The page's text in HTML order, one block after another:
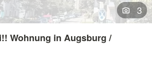
3
Wohnung in Augsburg /